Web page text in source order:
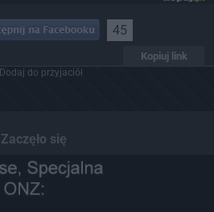
45
Kopiuj link
Dodaj do przyjaciół
Zaczęło się